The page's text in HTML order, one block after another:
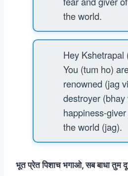
the world.
Hey Kshetrapal
You (tum ho)
renowned (jag
destroyer
happiness-
the world (jag).
भूत प्रेत पिशाच भगाओ, सब बाधा तुम